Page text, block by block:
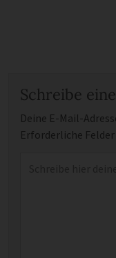
Schreibe
Deine E-Mail-
Erforderliche